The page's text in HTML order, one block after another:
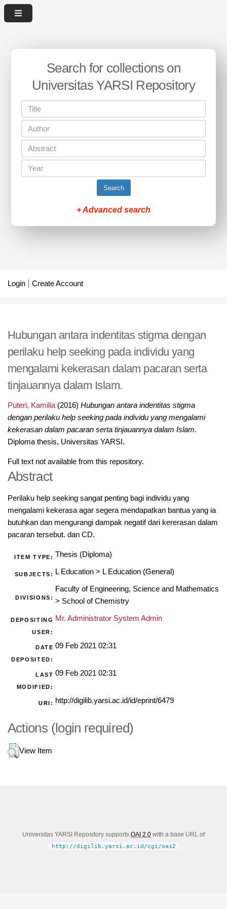
Search for collections on
Universitas YARSI Repository
Search
+ Advanced search
Login Create Account
Hubungan antara indentitas stigma dengan
perilaku help seeking pada individu yang
mengalami kekerasan dalam pacaran serta
tinjauannya dalam Islam.
Puteri, Kamilia(2016) Hubungan antara indentitas stigma
dengan perilaku help seeking pada individu yang mengalami
kekerasan dalam pacaran serta tinjauannya dalam Islam.
Diploma thesis, Universitas YARSI.
Full text not available from this repository.
Abstract
Perilaku help seeking sangat penting bagi individu yang
mengalami kekerasa agar segera mendapatkan bantua yang ia
butuhkan dan mengurangi dampak negatif dari kererasan dalam
pacaran tersebut. dan CD.
ITEM TYPE: Thesis (Diploma)
SUBJECTS: L Education> L Education (General)
DIVISIONS:
Faculty of Engineering, Science and Mathematics
> School of Chemistry
DEPOSITING
USER:
Mr. Administrator System Admin
DATE
DEPOSITED:
09 Feb 2021 02:31
LAST
MODIFIED:
09 Feb 2021 02:31
URI: http://digilib.yarsi.ac.id/id/eprint/6479
Actions (login required)
View Item
Universitas YARSI Repository supports OAI 2.0 with a base URL of
http://digilib.yarsi.ac.id/cgi/oai2